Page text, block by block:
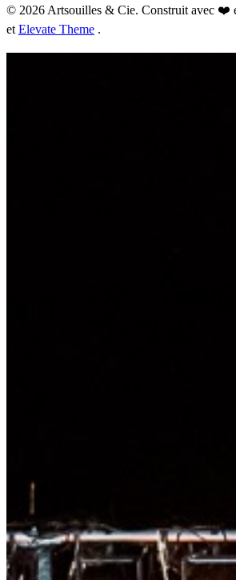
© 2026 Artsouilles & Cie. Construit avec ❤️
et Elevate Theme .